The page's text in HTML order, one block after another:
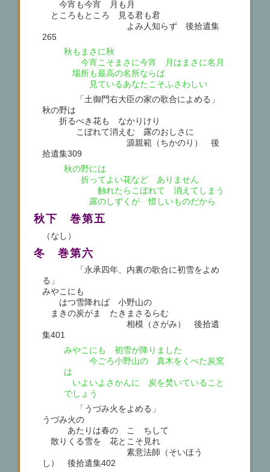
今宵も今宵 月も月
ところもところ 見る君も君
よみ人知らず 後拾遺集
265
秋もまさに秋
今宵こそまさに今宵 月はまさに名月
場所も最高の名所ならば
見ているあなたこそふさわしい
「土御門右大臣の家の歌合によめる」
秋の野は
折るべき花も なかりけり
こぼれて消えむ 露のおしさに
源親範（ちかのり） 後
拾遺集309
秋の野には
折ってよい花など ありません
触れたらこぼれて 消えてしまう
露のしずくが 惜しいものだから
秋下 巻第五
（なし）
冬 巻第六
「永承四年、内裏の歌合に初雪をよめ
る」
みやこにも
はつ雪降れば 小野山の
まきの炭がま たきまさるらむ
相模（さがみ） 後拾遺
集401
みやこにも 初雪が降りました
今ごろ小野山の 真木をくべた炭窯
は
いよいよさかんに 炭を焚いていること
でしょう
「うづみ火をよめる」
うづみ火の
あたりは春の こゝちして
散りくる雪を 花とこそ見れ
素意法師（そいほう
し） 後拾遺集402